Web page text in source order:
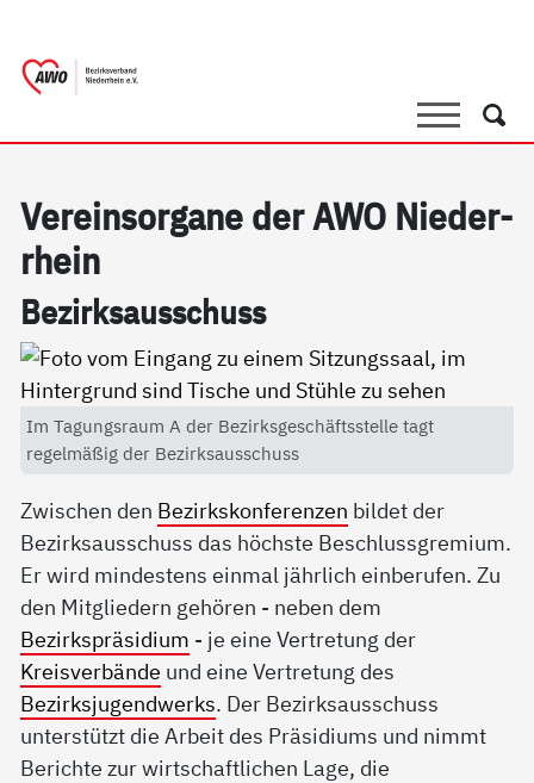
SucheSuche
Ve­r­ein­s­or­ga­ne der AWO Nie­der­
r­hein
Be­zirks­aus­schuss
Im Tagungsraum A der Bezirksgeschäftsstelle tagt
regelmäßig der Bezirksausschuss
Zwischen den Bezirkskonferenzen bildet der
Bezirksausschuss das höchste Beschlussgremium.
Er wird mindestens einmal jährlich einberufen. Zu
den Mitgliedern gehören - neben dem
Bezirkspräsidium - je eine Vertretung der
Kreisverbände und eine Vertretung des
Bezirksjugendwerks. Der Bezirksausschuss
unterstützt die Arbeit des Präsidiums und nimmt
Berichte zur wirtschaftlichen Lage, die